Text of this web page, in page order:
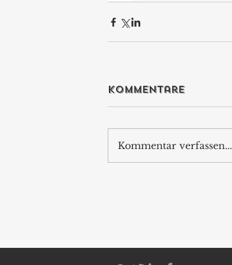
Kommentare
Kommentar verfassen...